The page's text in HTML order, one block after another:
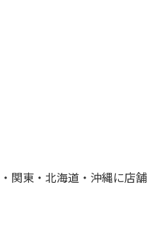
関東・北海道・沖縄に店